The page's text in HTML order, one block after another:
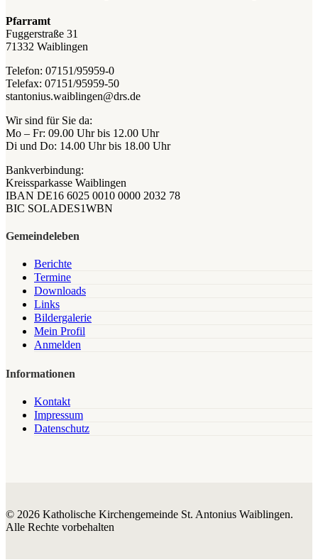
Pfarramt
Fuggerstraße 31
71332 Waiblingen
Telefon: 07151/95959-0
Telefax: 07151/95959-50
stantonius.waiblingen@drs.de
Wir sind für Sie da:
Mo – Fr: 09.00 Uhr bis 12.00 Uhr
Di und Do: 14.00 Uhr bis 18.00 Uhr
Bankverbindung:
Kreissparkasse Waiblingen
IBAN DE16 6025 0010 0000 2032 78
BIC SOLADES1WBN
Gemeindeleben
Berichte
Termine
Downloads
Links
Bildergalerie
Mein Profil
Anmelden
Informationen
Kontakt
Impressum
Datenschutz
© 2026 Katholische Kirchengemeinde St. Antonius Waiblingen.
Alle Rechte vorbehalten